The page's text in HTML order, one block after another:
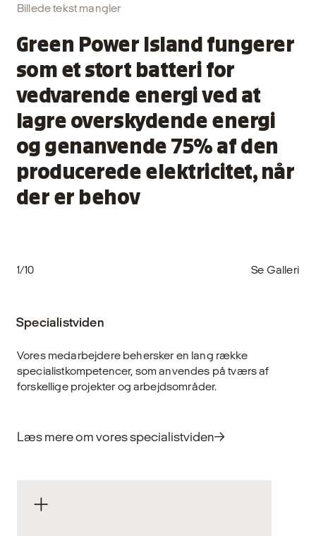
Billede tekst mangler
Green Power Island fungerer
som et stort batteri for
vedvarende energi ved at
lagre overskydende energi
og genanvende 75% af den
producerede elektricitet, når
der er behov
1/10 Se Galleri
Specialistviden
Vores medarbejdere behersker en lang række
specialistkompetencer, som anvendes på tværs af
forskellige projekter og arbejdsområder.
Læs mere om vores specialistviden